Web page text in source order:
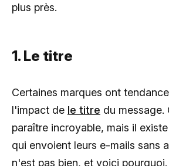
plus près.
1. Le titre
Certaines marques ont
l'impact de le titre du message.
paraître incroyable, mais il
qui envoient leurs e-mails sans
n'est pas bien, et voici pourquoi.